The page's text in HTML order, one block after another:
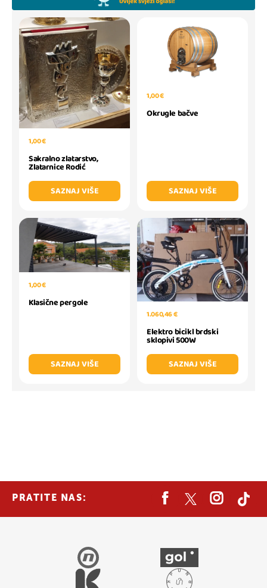
1,00 €
Sakralno zlatarstvo,
Zlatarnice Rodić
SAZNAJ VIŠE
1,00 €
Okrugle bačve
SAZNAJ VIŠE
1,00 €
Klasične pergole
SAZNAJ VIŠE
1.060,46 €
Elektro bicikl brdski
sklopivi 500W
SAZNAJ VIŠE
PRATITE NAS: